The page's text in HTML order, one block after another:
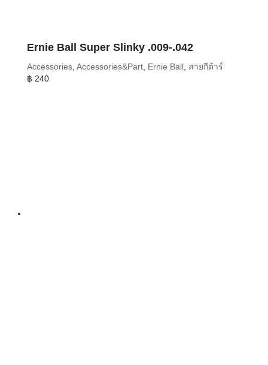
Ernie Ball Super Slinky .009-.042
Accessories, Accessories&Part, Ernie Ball, สายกีต้าร์
฿ 240